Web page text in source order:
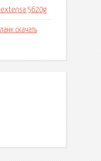
extensa 5620g
скачать